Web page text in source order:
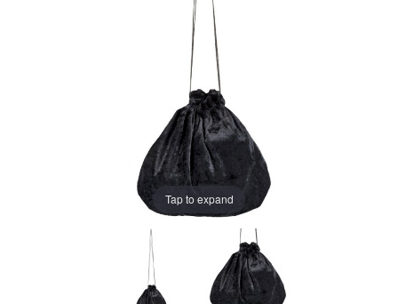
Tap to expand